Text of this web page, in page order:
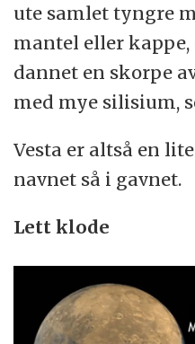
ute samlet tyngre
mantel eller
dannet en skorpe
med mye silisium,
Vesta er altså en
navnet så i gavnet.
Lett klode